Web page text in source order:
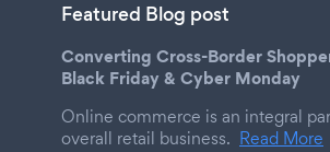
Featured Blog post
Converting Cross-Border
Black Friday & Cyber Monday
Online commerce is an integral
overall retail business. Read More